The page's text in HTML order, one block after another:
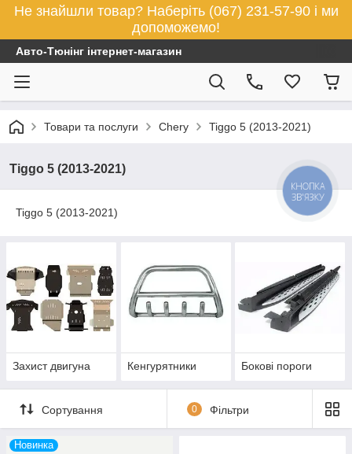
Не знайшли товар? Наберіть (067) 231-57-90 і ми
допоможемо!
Авто-Тюнінг інтернет-магазин
Товари та послуги Chery Tiggo 5 (2013-2021)
Tiggo 5 (2013-2021)
Tiggo 5 (2013-2021)
Захист двигуна Кенгурятники Бокові пороги
Сортування 0 Фільтри
Новинка
КНОПКА
ЗВ'ЯЗКУ